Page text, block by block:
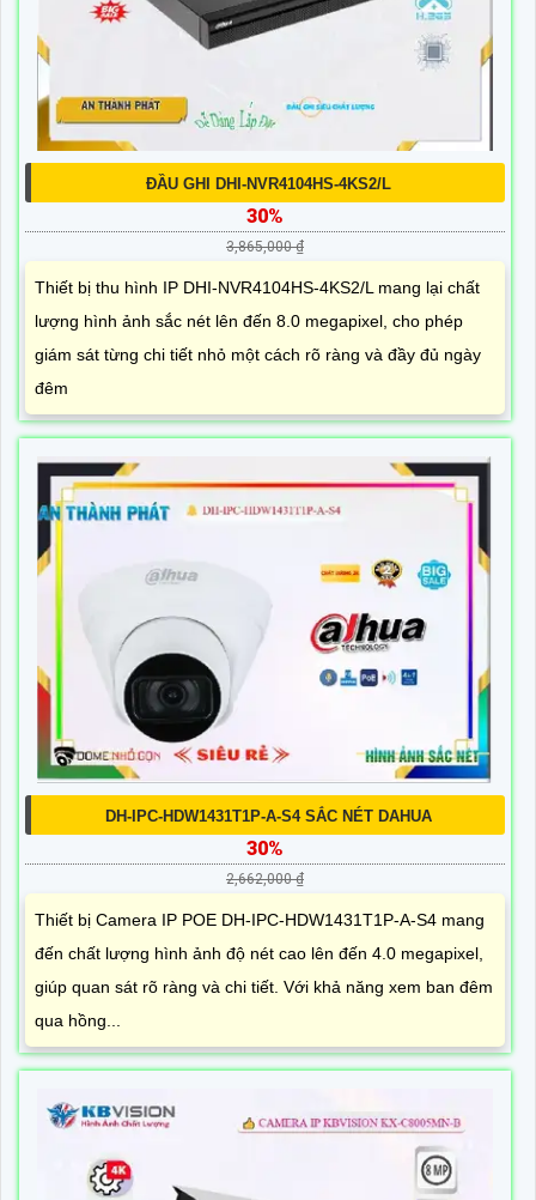
ĐẦU GHI DHI-NVR4104HS-4KS2/L
30%
3,865,000 ₫
Thiết bị thu hình IP DHI-NVR4104HS-4KS2/L mang lại chất
lượng hình ảnh sắc nét lên đến 8.0 megapixel, cho phép
giám sát từng chi tiết nhỏ một cách rõ ràng và đầy đủ ngày
đêm
DH-IPC-HDW1431T1P-A-S4 SẮC NÉT DAHUA
30%
2,662,000 ₫
Thiết bị Camera IP POE DH-IPC-HDW1431T1P-A-S4 mang
đến chất lượng hình ảnh độ nét cao lên đến 4.0 megapixel,
giúp quan sát rõ ràng và chi tiết. Với khả năng xem ban đêm
qua hồng...